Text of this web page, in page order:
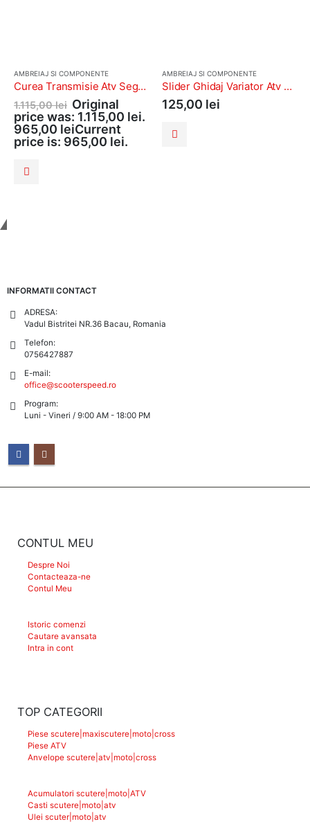
AMBREIAJ SI COMPONENTE
Curea Transmisie Atv Segway Snarler 600cc Bando
1.115,00lei Original
price was: 1.115,00 lei.
965,00 leiCurrent
price is: 965,00 lei.
AMBREIAJ SI COMPONENTE
Slider Ghidaj Variator Atv Segway AT6 L
125,00 lei
INFORMATII CONTACT
ADRESA:
Vadul Bistritei NR.36 Bacau, Romania
Telefon:
0756427887
E-mail:
office@scooterspeed.ro
Program:
Luni - Vineri / 9:00 AM - 18:00 PM
CONTUL MEU
Despre Noi
Contacteaza-ne
Contul Meu
Istoric comenzi
Cautare avansata
Intra in cont
TOP CATEGORII
Piese scutere|maxiscutere|moto|cross
Piese ATV
Anvelope scutere|atv|moto|cross
Acumulatori scutere|moto|ATV
Casti scutere|moto|atv
Ulei scuter|moto|atv